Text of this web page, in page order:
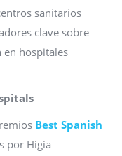
sanitarios
clave sobre
en hospitales
Best Spanish
por Higia